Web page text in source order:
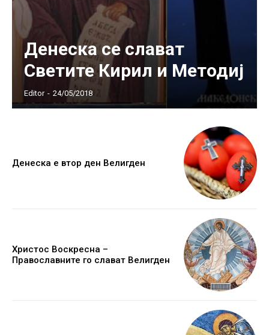
Денеска се слават
Светите Кирил и Методиј
Editor - 24/05/2018
Денеска е втор ден Велигден
Христос Воскресна –
Православните го слават Велигден